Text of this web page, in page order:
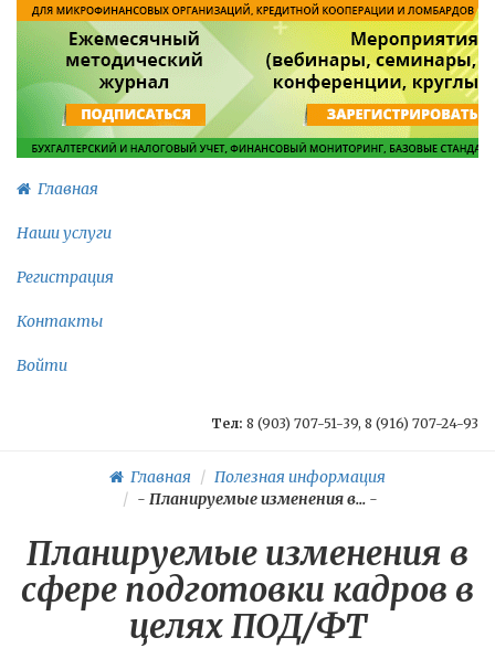
Главная
Наши услуги
Регистрация
Контакты
Войти
Тел: 8 (903) 707-51-39, 8 (916) 707-24-93
Главная
Полезная информация
- Планируемые изменения в... -
Планируемые изменения в
сфере подготовки кадров в
целях ПОД/ФТ